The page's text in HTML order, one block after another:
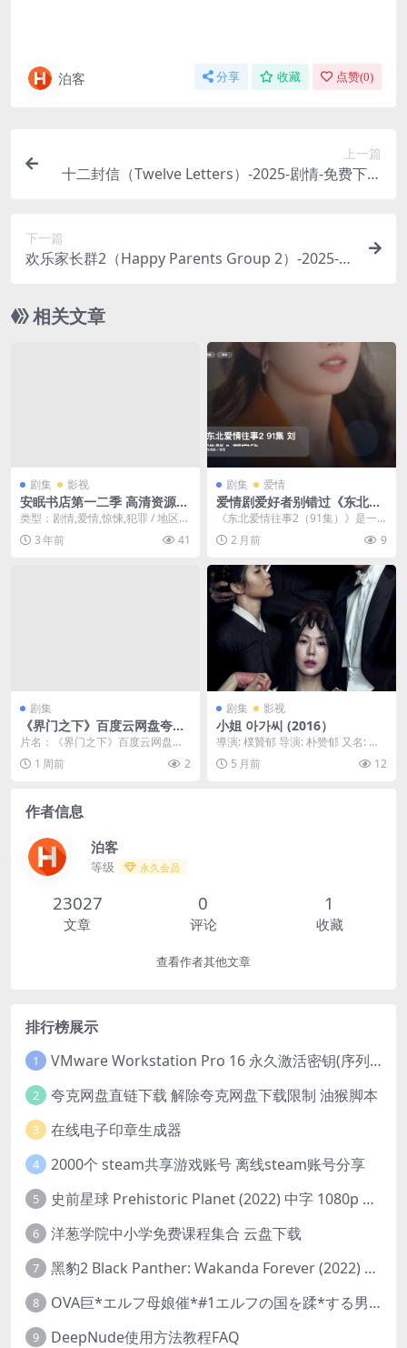
泊客 分享 收藏 点赞(0)
上一篇
十二封信（Twelve Letters）-2025-剧情-免费下载
秘密，也指引着家人们走出悲伤，重新面对生活💌
｜ CN
下一篇
欢乐家长群2（Happy Parents Group 2）-2025-喜
的年级，家长群里的“战争”也再度升级，一部真实
又扎心的家庭喜剧，让你在爆笑中看见自己的影子
相关文章
剧集 影视
安眠书店第一二季 高清资源10
80p只分享精品????
类型：剧情,爱情,惊悚,犯罪 / 地区：
欧美 / 年份：2018 主演：佩恩·拜...
3 年前 41
剧集 爱情
爱情剧爱好者别错过《东北爱
情往事2 91集 刘浩群＆郭宇
欣》 未删减 限时转存
《东北爱情往事2（91集）》是一
部充满东北地域风情的爱情题材短
剧。故事围绕着一群...
2 月前 9
剧集
《界门之下》百度云网盘夸克
下载.阿里云盘.中字.(2026)
片名：《界门之下》百度云网盘夸
克下载.阿里云盘.中字.(2026) 分
类：剧集 ...
1 周前 2
剧集 影视
小姐 아가씨 (2016）
導演: 樸贊郁 导演: 朴赞郁 又名: 下
女诱罪(港) / 下女的诱惑(台) /...
5 月前 12
作者信息
泊客
等级 永久会员
23027
文章
0
评论
1
收藏
查看作者其他文章
排行榜展示
1 VMware Workstation Pro 16 永久激活密钥(序列号)
2 夸克网盘直链下载 解除夸克网盘下载限制 油猴脚本
3 在线电子印章生成器
4 2000个 steam共享游戏账号 离线steam账号分享
5 史前星球 Prehistoric Planet (2022) 中字 1080p 高清 阿里云盘 2022.5.27已更新全集
6 洋葱学院中小学免费课程集合 云盘下载
7 黑豹2 Black Panther: Wakanda Forever (2022) 高清版
8 OVA巨*エルフ母娘催*#1エルフの国を蹂*する男。汚された女王と姫
9 DeepNude使用方法教程FAQ